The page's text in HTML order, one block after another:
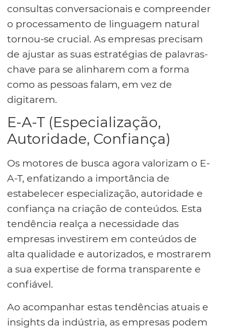
consultas conversacionais e compreender
o processamento de linguagem natural
tornou-se crucial. As empresas precisam
de ajustar as suas estratégias de palavras-
chave para se alinharem com a forma
como as pessoas falam, em vez de
digitarem.
E-A-T (Especialização,
Autoridade, Confiança)
Os motores de busca agora valorizam o E-
A-T, enfatizando a importância de
estabelecer especialização, autoridade e
confiança na criação de conteúdos. Esta
tendência realça a necessidade das
empresas investirem em conteúdos de
alta qualidade e autorizados, e mostrarem
a sua expertise de forma transparente e
confiável.
Ao acompanhar estas tendências atuais e
insights da indústria, as empresas podem